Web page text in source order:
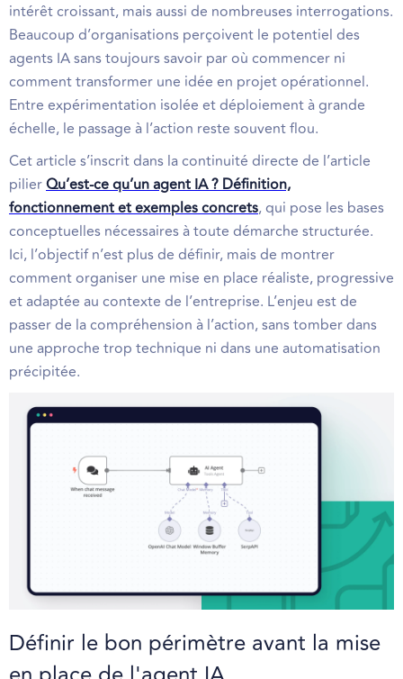
intérêt croissant, mais aussi de nombreuses interrogations.
Beaucoup d’organisations perçoivent le potentiel des
agents IA sans toujours savoir par où commencer ni
comment transformer une idée en projet opérationnel.
Entre expérimentation isolée et déploiement à grande
échelle, le passage à l’action reste souvent flou.
Cet article s’inscrit dans la continuité directe de l’article
pilierQu’est-ce qu’un agent IA ? Définition,
fonctionnement et exemples concrets, qui pose les bases
conceptuelles nécessaires à toute démarche structurée.
Ici, l’objectif n’est plus de définir, mais de montrer
comment organiser une mise en place réaliste, progressive
et adaptée au contexte de l’entreprise. L’enjeu est de
passer de la compréhension à l’action, sans tomber dans
une approche trop technique ni dans une automatisation
précipitée.
Définir le bon périmètre avant la mise